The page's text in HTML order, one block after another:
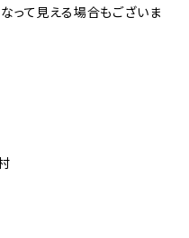
って見える場合もございま